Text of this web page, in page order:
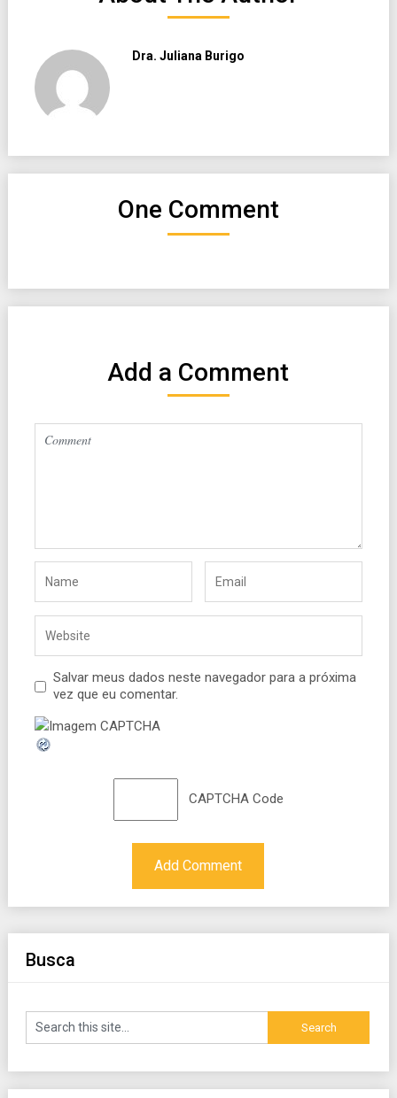
Dra. Juliana Burigo
One Comment
Add a Comment
Salvar meus dados neste navegador para a próxima
vez que eu comentar.
CAPTCHA Code
Busca